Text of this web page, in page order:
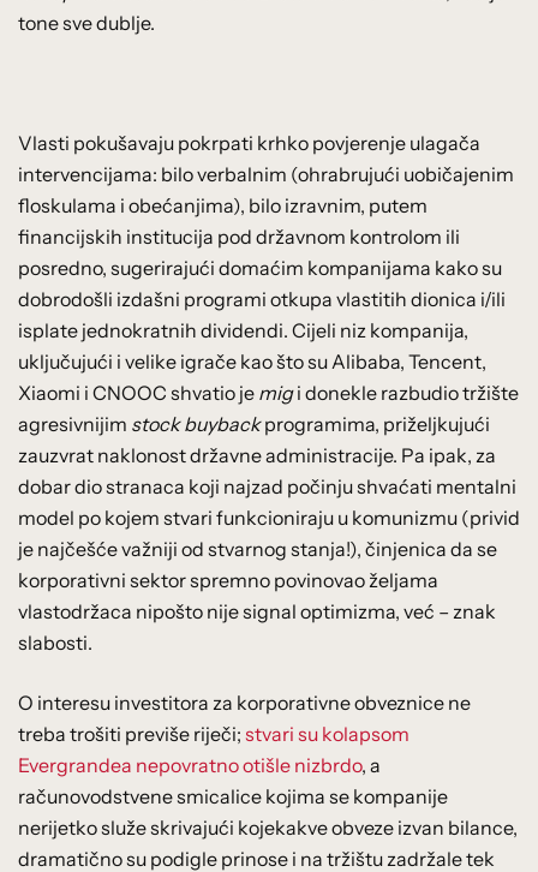
tone sve dublje.
Vlasti pokušavaju pokrpati krhko povjerenje ulagača
intervencijama: bilo verbalnim (ohrabrujući uobičajenim
floskulama i obećanjima), bilo izravnim, putem
financijskih institucija pod državnom kontrolom ili
posredno, sugerirajući domaćim kompanijama kako su
dobrodošli izdašni programi otkupa vlastitih dionica i/ili
isplate jednokratnih dividendi. Cijeli niz kompanija,
uključujući i velike igrače kao što su Alibaba, Tencent,
Xiaomi i CNOOC shvatio je migi donekle razbudio tržište
agresivnijim stock buybackprogramima, priželjkujući
zauzvrat naklonost državne administracije. Pa ipak, za
dobar dio stranaca koji najzad počinju shvaćati mentalni
model po kojem stvari funkcioniraju u komunizmu (privid
je najčešće važniji od stvarnog stanja!), činjenica da se
korporativni sektor spremno povinovao željama
vlastodržaca nipošto nije signal optimizma, već – znak
slabosti.
O interesu investitora za korporativne obveznice ne
treba trošiti previše riječi; stvari su kolapsom
Evergrandea nepovratno otišle nizbrdo, a
računovodstvene smicalice kojima se kompanije
nerijetko služe skrivajući kojekakve obveze izvan bilance,
dramatično su podigle prinose i na tržištu zadržale tek